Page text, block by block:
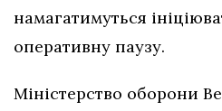
намагатимуться
оперативну паузу.
Міністерство оборони